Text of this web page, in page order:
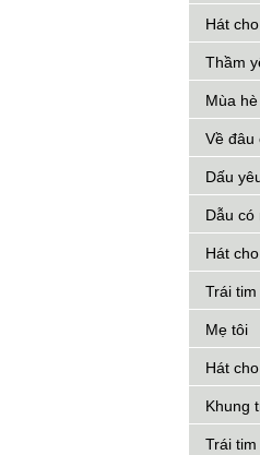
Hát
Thầm
Mùa
Về đâu
Dấu
Dẫu có
Hát
Trái tim
Mẹ tôi
Hát
Khung
Trái